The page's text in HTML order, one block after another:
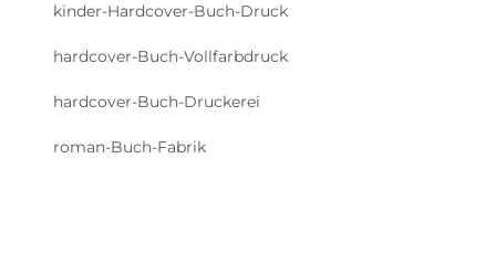
kinder-Hardcover-Buch-Druck
hardcover-Buch-Vollfarbdruck
hardcover-Buch-Druckerei
roman-Buch-Fabrik